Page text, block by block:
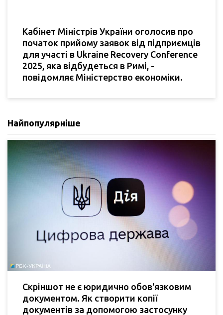
Кабінет Міністрів України оголосив про
початок прийому заявок від підприємців
для участі в Ukraine Recovery Conference
2025, яка відбудеться в Римі, -
повідомляє Міністерство економіки.
Найпопулярніше
Скріншот не є юридично обов'язковим
документом. Як створити копії
документів за допомогою застосунку